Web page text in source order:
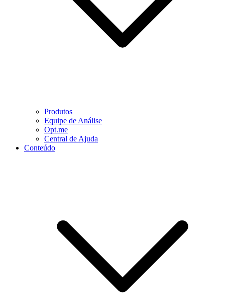
Produtos
Equipe de Análise
Opt.me
Central de Ajuda
Conteúdo